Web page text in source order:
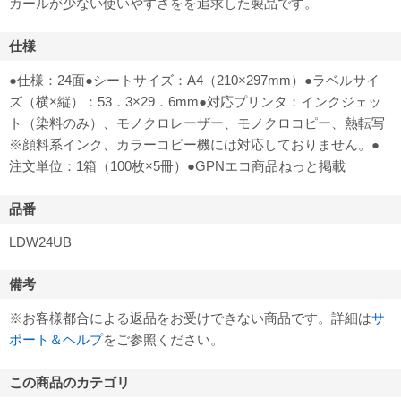
仕様
●仕様：24面●シートサイズ：A4（210×297mm）●ラベルサイ
ズ（横×縦）：53．3×29．6mm●対応プリンタ：インクジェッ
ト（染料のみ）、モノクロレーザー、モノクロコピー、熱転写
※顔料系インク、カラーコピー機には対応しておりません。●
注文単位：1箱（100枚×5冊）●GPNエコ商品ねっと掲載
品番
LDW24UB
備考
※お客様都合による返品をお受けできない商品です。詳細はサ
ポート＆ヘルプをご参照ください。
この商品のカテゴリ